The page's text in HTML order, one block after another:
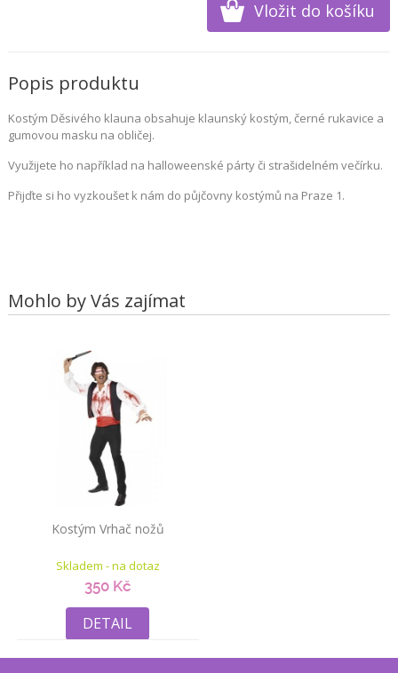
Popis produktu
Kostým Děsivého klauna obsahuje klaunský kostým, černé rukavice a
gumovou masku na obličej.
Využijete ho například na halloweenské párty či strašidelném večírku.
Přijďte si ho vyzkoušet k nám do půjčovny kostýmů na Praze 1.
Mohlo by Vás zajímat
Kostým Vrhač nožů
Skladem - na dotaz
350 Kč
DETAIL